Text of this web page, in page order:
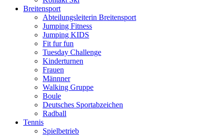
Breitensport
Abteilungsleiterin Breitensport
Jumping Fitness
Jumping KIDS
Fit fur fun
Tuesday Challenge
Kinderturnen
Frauen
Männner
Walking Gruppe
Boule
Deutsches Sportabzeichen
Radball
Tennis
Spielbetrieb